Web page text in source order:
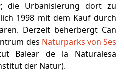
die Urbanisierung dort zu
1998 mit dem Kauf durch
Derzeit beherbergt Can
des Naturparks von Ses
Balear de la Naturalesa
der Natur).